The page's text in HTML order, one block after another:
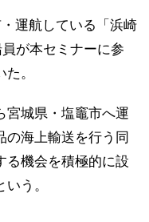
運航している「浜崎
が本セミナーに参
。
宮城県・塩竈市へ運
の海上輸送を行う同
る機会を積極的に設
う。